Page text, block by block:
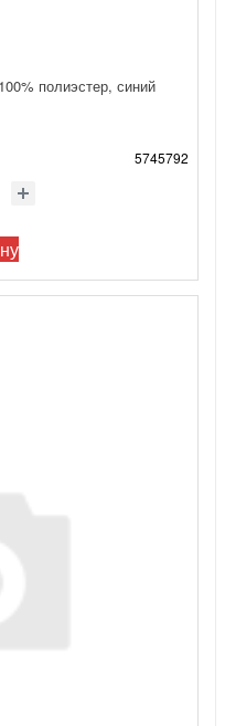
полиэстер, синий
5745792